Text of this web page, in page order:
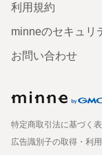
利用規約
minneのセキュリ
お問い合わせ
特定商取引法に基づく
広告識別子の取得・利用